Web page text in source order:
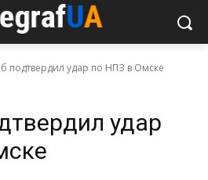
подтвердил удар по НПЗ в Омске
удар